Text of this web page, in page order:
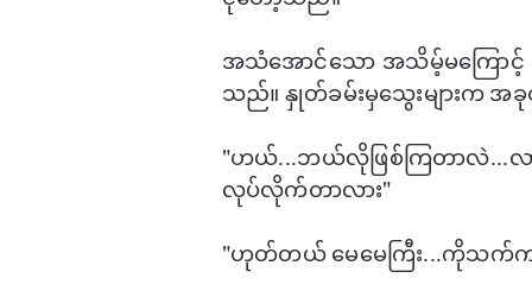
အသံ​အောင်​သော အသိမ့်မ​ကြော
သည်။ နှုတ်ခမ်းမှ​​သွေးများက
"ဟယ်...ဘယ်လိုဖြစ်ကြတာလဲ...
လုပ်လိုက်တာလား"
"ဟုတ်တယ် ​မေ​မေကြီး...ကိုသက်က